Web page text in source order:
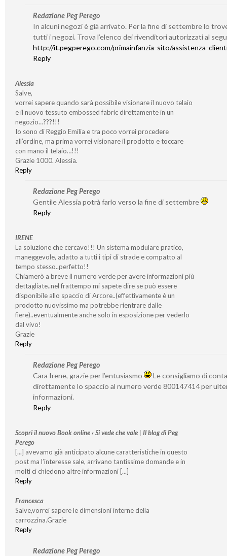
Redazione Peg Perego
In alcuni negozi è già arrivato. Per la fine di settembre lo
tutti i negozi. Trova l’elenco dei rivenditori autorizzati al
http://it.pegperego.com/primainfanzia-sito/assistenza-
Reply
Alessia
Salve,
vorrei sapere quando sarà possibile visionare il nuovo telaio
e il nuovo tessuto embossed fabric direttamente in un
negozio…???!!!
Io sono di Reggio Emilia e tra poco vorrei procedere
all’ordine, ma prima vorrei visionare il prodotto e toccare
con mano il telaio…!!!
Grazie 1000. Alessia.
Reply
Redazione Peg Perego
Gentile Alessia potrà farlo verso la fine di settembre
Reply
IRENE
La soluzione che cercavo!!! Un sistema modulare pratico,
maneggevole, adatto a tutti i tipi di strade e compatto al
tempo stesso..perfetto!!
Chiamerò a breve il numero verde per avere informazioni più
dettagliate..nel frattempo mi sapete dire se può essere
disponibile allo spaccio di Arcore..(effettivamente è un
prodotto nuovissimo ma potrebbe rientrare dalle
fiere)..eventualmente anche solo in esposizione per vederlo
dal vivo!
Grazie
Reply
Redazione Peg Perego
Cara Irene, grazie per l’entusiasmo
Le consigliamo di
direttamente lo spaccio al numero verde 800147414 per
informazioni.
Reply
Scopri il nuovo Book online ‹ Si vede che vale | Il blog di Peg
Perego
[...] avevamo già anticipato alcune caratteristiche in questo
post ma l’interesse sale, arrivano tantissime domande e in
molti ci chiedono altre informazioni [...]
Reply
Francesca
Salve,vorrei sapere le dimensioni interne della
carrozzina.Grazie
Reply
Redazione Peg Perego